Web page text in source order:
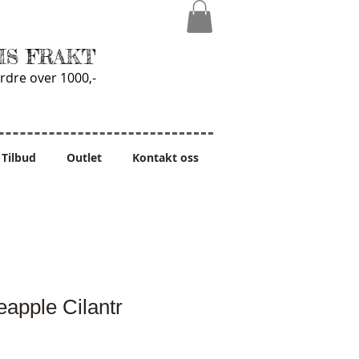
FRAKT
over 1000,-
Tilbud Outlet Kontakt oss
Cilantr